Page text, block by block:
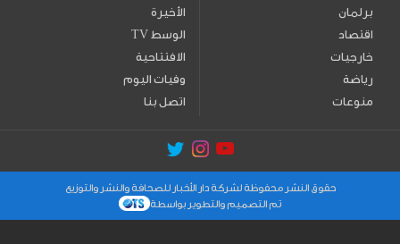
برلمان
اقتصاد
خارجيات
رياضة
منوعات
الأخيرة
TV الوسط
الافتتاحية
وفيات اليوم
اتصل بنا
حقوق النشر محفوظة لشركة دار الأخبار للصحافة والنشر والتوزيع
تم التصميم والتطوير بواسطة